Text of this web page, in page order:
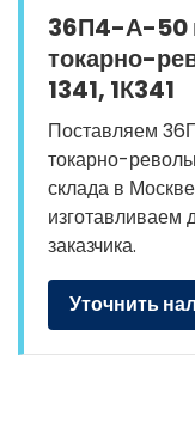
36П4-А-50
токарно-
1341, 1К341
Поставляем
токарно-
склада в
изготавливаем
заказчика.
Уточнить